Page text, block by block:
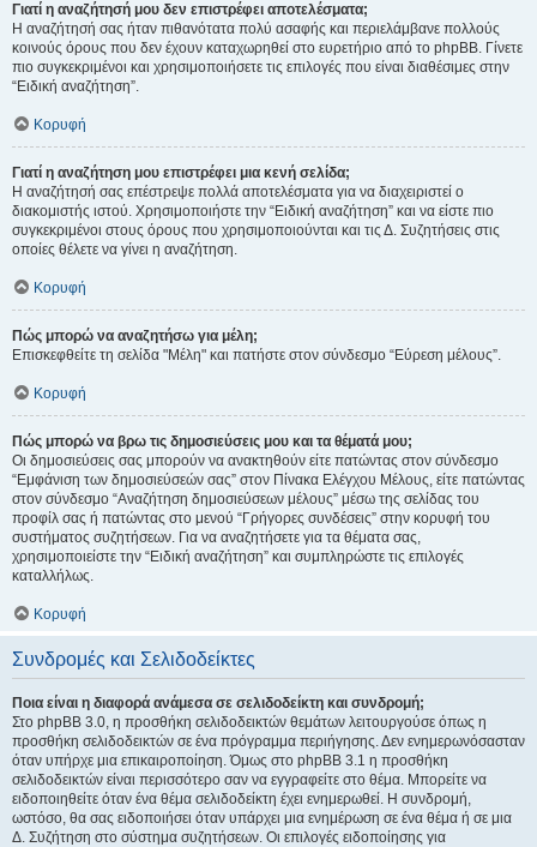
Γιατί η αναζήτησή μου δεν επιστρέφει αποτελέσματα;
Η αναζήτησή σας ήταν πιθανότατα πολύ ασαφής και περιελάμβανε πολλούς
κοινούς όρους που δεν έχουν καταχωρηθεί στο ευρετήριο από το phpBB. Γίνετε
πιο συγκεκριμένοι και χρησιμοποιήσετε τις επιλογές που είναι διαθέσιμες στην
“Ειδική αναζήτηση”.
Κορυφή
Γιατί η αναζήτηση μου επιστρέφει μια κενή σελίδα;
Η αναζήτησή σας επέστρεψε πολλά αποτελέσματα για να διαχειριστεί ο
διακομιστής ιστού. Χρησιμοποιήστε την “Ειδική αναζήτηση” και να είστε πιο
συγκεκριμένοι στους όρους που χρησιμοποιούνται και τις Δ. Συζητήσεις στις
οποίες θέλετε να γίνει η αναζήτηση.
Κορυφή
Πώς μπορώ να αναζητήσω για μέλη;
Επισκεφθείτε τη σελίδα "Μέλη" και πατήστε στον σύνδεσμο “Εύρεση μέλους”.
Κορυφή
Πώς μπορώ να βρω τις δημοσιεύσεις μου και τα θέματά μου;
Οι δημοσιεύσεις σας μπορούν να ανακτηθούν είτε πατώντας στον σύνδεσμο
“Εμφάνιση των δημοσιεύσεών σας” στον Πίνακα Ελέγχου Μέλους, είτε πατώντας
στον σύνδεσμο “Αναζήτηση δημοσιεύσεων μέλους” μέσω της σελίδας του
προφίλ σας ή πατώντας στο μενού “Γρήγορες συνδέσεις” στην κορυφή του
συστήματος συζητήσεων. Για να αναζητήσετε για τα θέματα σας,
χρησιμοποιείστε την “Ειδική αναζήτηση” και συμπληρώστε τις επιλογές
καταλλήλως.
Κορυφή
Συνδρομές και Σελιδοδείκτες
Ποια είναι η διαφορά ανάμεσα σε σελιδοδείκτη και συνδρομή;
Στο phpBB 3.0, η προσθήκη σελιδοδεικτών θεμάτων λειτουργούσε όπως η
προσθήκη σελιδοδεικτών σε ένα πρόγραμμα περιήγησης. Δεν ενημερωνόσασταν
όταν υπήρχε μια επικαιροποίηση. Όμως στο phpBB 3.1 η προσθήκη
σελιδοδεικτών είναι περισσότερο σαν να εγγραφείτε στο θέμα. Μπορείτε να
ειδοποιηθείτε όταν ένα θέμα σελιδοδείκτη έχει ενημερωθεί. Η συνδρομή,
ωστόσο, θα σας ειδοποιήσει όταν υπάρχει μια ενημέρωση σε ένα θέμα ή σε μια
Δ. Συζήτηση στο σύστημα συζητήσεων. Οι επιλογές ειδοποίησης για